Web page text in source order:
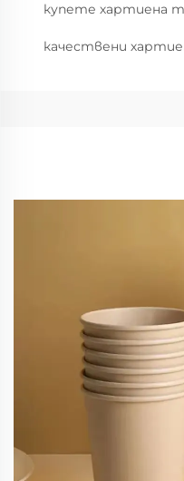
купете хартиена
качествени